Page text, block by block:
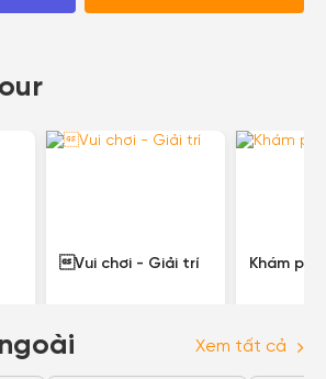
Vui chơi - Giải trí Khám phá
Xem tất cả